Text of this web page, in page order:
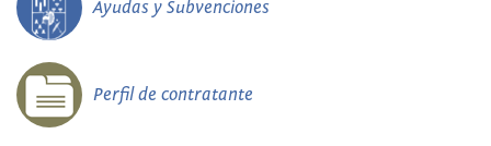
Ayudas y Subvenciones
Perfil de contratante